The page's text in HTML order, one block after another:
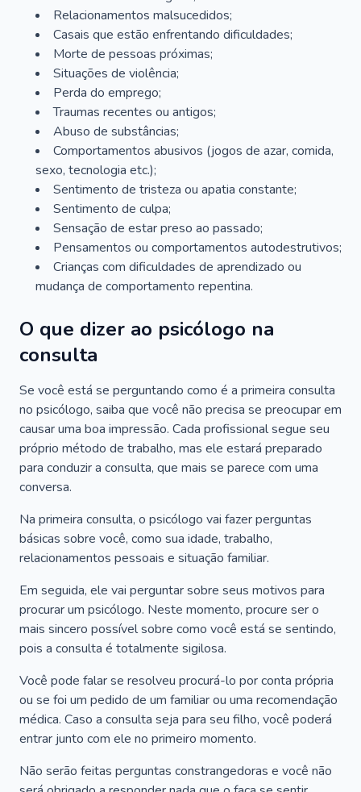
Relacionamentos malsucedidos;
Casais que estão enfrentando dificuldades;
Morte de pessoas próximas;
Situações de violência;
Perda do emprego;
Traumas recentes ou antigos;
Abuso de substâncias;
Comportamentos abusivos (jogos de azar, comida,
sexo, tecnologia etc.);
Sentimento de tristeza ou apatia constante;
Sentimento de culpa;
Sensação de estar preso ao passado;
Pensamentos ou comportamentos autodestrutivos;
Crianças com dificuldades de aprendizado ou
mudança de comportamento repentina.
O que dizer ao psicólogo na
consulta
Se você está se perguntando como é a primeira consulta
no psicólogo, saiba que você não precisa se preocupar em
causar uma boa impressão. Cada profissional segue seu
próprio método de trabalho, mas ele estará preparado
para conduzir a consulta, que mais se parece com uma
conversa.
Na primeira consulta, o psicólogo vai fazer perguntas
básicas sobre você, como sua idade, trabalho,
relacionamentos pessoais e situação familiar.
Em seguida, ele vai perguntar sobre seus motivos para
procurar um psicólogo. Neste momento, procure ser o
mais sincero possível sobre como você está se sentindo,
pois a consulta é totalmente sigilosa.
Você pode falar se resolveu procurá-lo por conta própria
ou se foi um pedido de um familiar ou uma recomendação
médica. Caso a consulta seja para seu filho, você poderá
entrar junto com ele no primeiro momento.
Não serão feitas perguntas constrangedoras e você não